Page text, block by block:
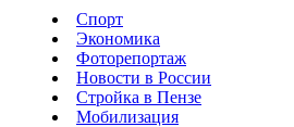
Спорт
Экономика
Фоторепортаж
Новости в России
Стройка в Пензе
Мобилизация